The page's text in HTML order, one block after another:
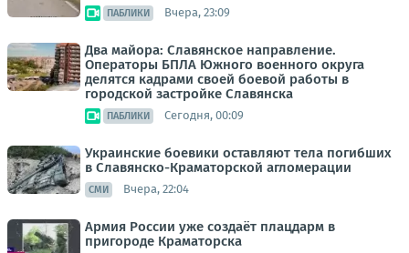
ПАБЛИКИ Вчера, 23:09
Два майора: Славянское направление.
Операторы БПЛА Южного военного округа
делятся кадрами своей боевой работы в
городской застройке Славянска
ПАБЛИКИ Сегодня, 00:09
Украинские боевики оставляют тела погибших
в Славянско-Краматорской агломерации
СМИ Вчера, 22:04
Армия России уже создаёт плацдарм в
пригороде Краматорска